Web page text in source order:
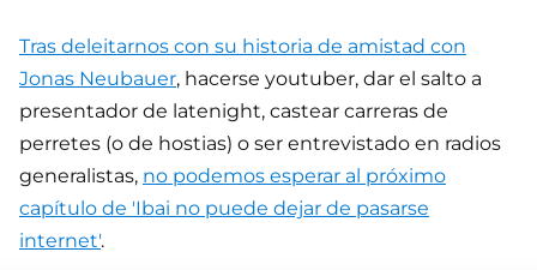
Tras deleitarnos con su historia de amistad con
Jonas Neubauer, hacerse youtuber, dar el salto a
presentador de latenight, castear carreras de
perretes (o de hostias) o ser entrevistado en radios
generalistas, no podemos esperar al próximo
capítulo de 'Ibai no puede dejar de pasarse
internet'.